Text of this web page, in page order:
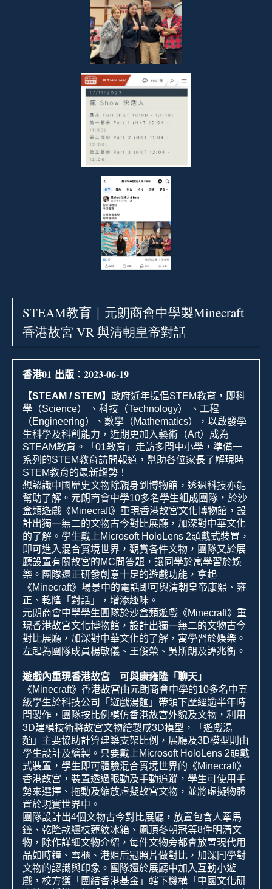
STEAM教育｜元朗商會中學製Minecraft
香港故宮‎ VR 與清朝皇帝對話
香港01 出版： 2023-06-19
【STEAM / STEM】 政府近年提倡STEM教育，即科
學（Science） 、科技（Technology）
、工程
（Engineering）、數學（Mathematics），以啟發學
生科學及科創能力，近期更加入藝術（Art）成為
STEAM教育。「 01教育」走訪多間中小學，準備一
系列的STEM教育訪問報道，幫助各位家長了解現時
STEM教育的最新趨勢！
想認識中國歷史文物除親身到博物館，透過科技亦能
幫助了解。元朗商會中學10多名學生組成團隊，於沙
盒類遊戲《Minecraft》重現香港故宮文化博物館，設
計出獨一無二的文物古今對比展廳，加深對中華文化
的了解。學生戴上 Microsoft HoloLens 2頭戴式裝置，
即可進入混合實境世界，觀賞各件文物，團隊又於展
廳設置有關故宮的MC問答題，讓同學於寓學習於娛
樂。團隊還正研發創意十足的遊戲功能，拿起
《Minecraft》場景中的電話即可與清朝皇帝康熙、雍
正、乾隆「對話」，增添趣味。
元朗商會中學學生團隊於沙盒類遊戲《Minecraft》重
現香港故宮文化博物館，設計出獨一無二的文物古今
對比展廳，加深對中華文化的了解，寓學習於娛樂。
左起為團隊成員楊敏儀、王俊榮、吳斯朗及譚兆衡。
遊戲內重現香港故宮 可與康雍隆「聊天」
《Minecraft》香港故宮由元朗商會中學的10多名中五
級學生於科技公司「遊戲湯麵」帶領下歷經逾半年時
間製作，團隊按比例模仿香港故宮外貌及文物，利用
3D建模技術將故宮文物繪製成3D模型，「遊戲湯
麵」主要協助計算建築支架比例，展廳及3D模型則由
學生設計及繪製。只要戴上 Microsoft HoloLens 2頭戴
式裝置，學生即可體驗混合實境世界的《Minecraft》
香港故宮，裝置透過眼動及手動追蹤，學生可使用手
勢來選擇、拖動及縮放虛擬故宮文物，並將虛擬物體
置於現實世界中。
團隊設計出4個文物古今對比展廳，放置包含人牽馬
鐘、乾隆款纏枝蓮紋冰箱、鳳頂冬朝冠等8件明清文
物，除作詳細文物介紹，每件文物旁都會放置現代用
品如時鐘、雪櫃、港姐后冠照片做對比，加深同學對
文物的認識與印象。團隊還於展廳中加入互動小遊
戲，校方獲「團結香港基金」轄下機構「中國文化研